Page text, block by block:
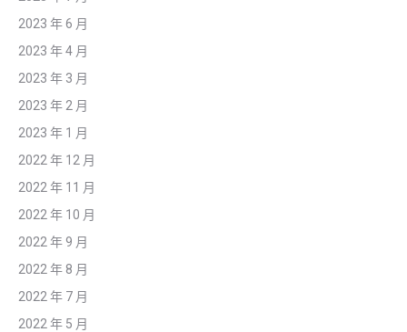
2023 年 6 月
2023 年 4 月
2023 年 3 月
2023 年 2 月
2023 年 1 月
2022 年 12 月
2022 年 11 月
2022 年 10 月
2022 年 9 月
2022 年 8 月
2022 年 7 月
2022 年 5 月